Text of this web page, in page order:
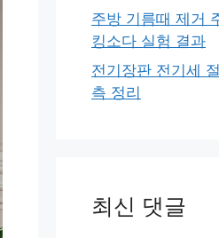
주방 기름때 제거
킹소다 실험 결과
전기장판 전기세
측 정리
최신 댓글